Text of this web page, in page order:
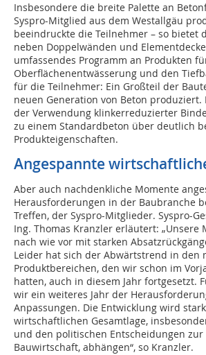
Insbesondere die breite Palette an
Syspro-Mitglied aus dem Westallgäu
beeindruckte die Teilnehmer – so bietet
neben Doppelwänden und
umfassendes Programm an Produkten
Oberflächenentwässerung und den
für die Teilnehmer: Ein Großteil der
neuen Generation von Beton
der Verwendung klinkerreduzierter
zu einem Standardbeton über deutlich
Produkteigenschaften.
Angespannte
Aber auch nachdenkliche Momente
Herausforderungen in der Baubranche
Treffen, der Syspro-Mitglieder. Syspro-
Ing. Thomas Kranzler erläutert: „Unsere
nach wie vor mit starken
Leider hat sich der Abwärtstrend in den
Produktbereichen, den wir schon im
hatten, auch in diesem Jahr fortgesetzt.
wir ein weiteres Jahr der
Anpassungen. Die Entwicklung wird
wirtschaftlichen Gesamtlage,
und den politischen Entscheidungen
Bauwirtschaft, abhängen“, so Kranzler.